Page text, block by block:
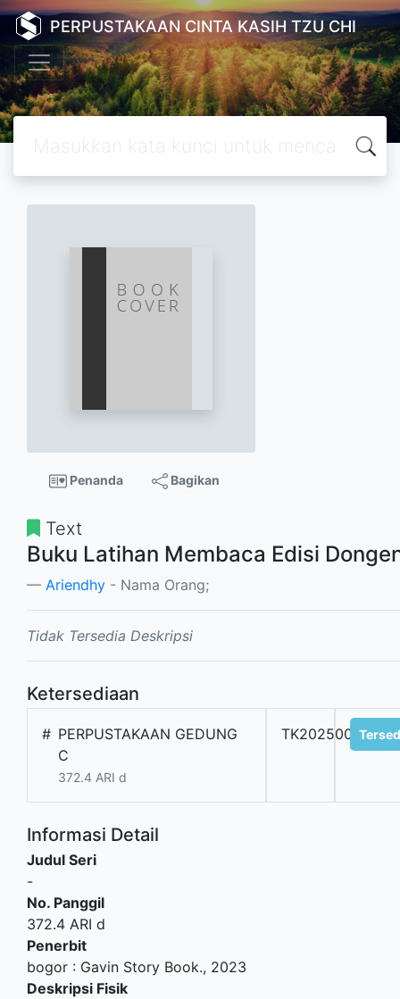
PERPUSTAKAAN CINTA KASIH TZU CHI
Penanda Bagikan
Text
Buku Latihan Membaca Edisi
Ariendhy - Nama Orang;
Tidak Tersedia Deskripsi
Ketersediaan
# PERPUSTAKAAN GEDUNG
C
372.4 ARI d
TK20250041600
Informasi Detail
Judul Seri
-
No. Panggil
372.4 ARI d
Penerbit
bogor : Gavin Story Book., 2023
Deskripsi Fisik